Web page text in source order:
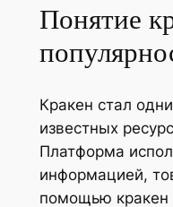
Понятие
Кракен стал
известных
Платформа
информацией,
помощью кракен